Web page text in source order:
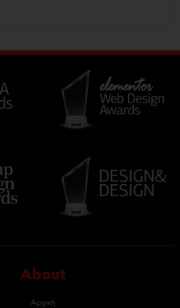
About
Αρχική